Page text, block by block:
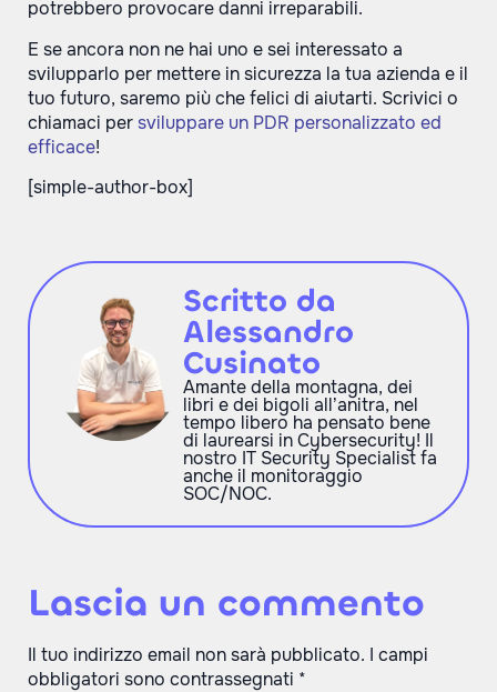
potrebbero provocare danni irreparabili.
E se ancora non ne hai uno e sei interessato a
svilupparlo per mettere in sicurezza la tua azienda e il
tuo futuro, saremo più che felici di aiutarti. Scrivici o
chiamaci persviluppare un PDR personalizzato ed
efficace!
[simple-author-box]
Scritto da
Alessandro
Cusinato
Amante della montagna, dei
libri e dei bigoli all’anitra, nel
tempo libero ha pensato bene
di laurearsi in Cybersecurity! Il
nostro IT Security Specialist fa
anche il monitoraggio
SOC/NOC.
Lascia un commento
Il tuo indirizzo email non sarà pubblicato. I campi
obbligatori sono contrassegnati *